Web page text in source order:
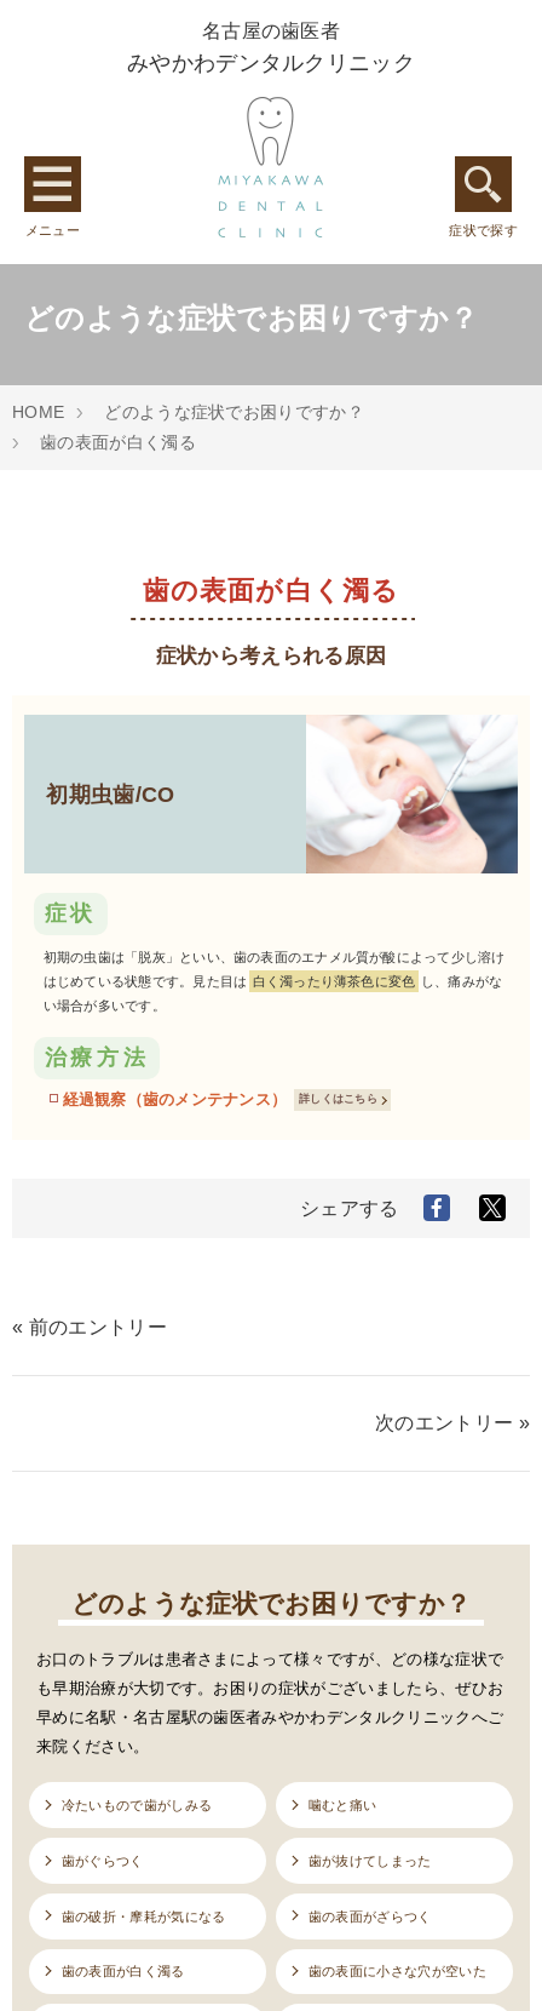
名古屋の歯医者
みやかわデンタルクリニック
メニュー 症状で探す
どのような症状でお困りですか？
HOME
どのような症状でお困りですか？
歯の表面が白く濁る
歯の表面が白く濁る
症状から考えられる原因
初期虫歯/CO
症状
初期の虫歯は「脱灰」といい、歯の表面のエナメル質が酸によって少し溶け
はじめている状態です。見た目は 白く濁ったり薄茶色に変色
し、痛みがな
い場合が多いです。
治療方法
経過観察（歯のメンテナンス） 詳しくはこちら
シェアする
« 前のエントリー
次のエントリー »
どのような症状でお困りですか？
お口のトラブルは患者さまによって様々ですが、どの様な症状で
も早期治療が大切です。お困りの症状がございましたら、ぜひお
早めに名駅・名古屋駅の歯医者みやかわデンタルクリニックへご
来院ください。
冷たいもので歯がしみる 噛むと痛い
歯がぐらつく 歯が抜けてしまった
歯の破折・摩耗が気になる 歯の表面がざらつく
歯の表面が白く濁る 歯の表面に小さな穴が空いた